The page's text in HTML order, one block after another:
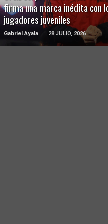
firma una marca inédita con
jugadores juveniles
Gabriel Ayala 28 JULIO, 2026